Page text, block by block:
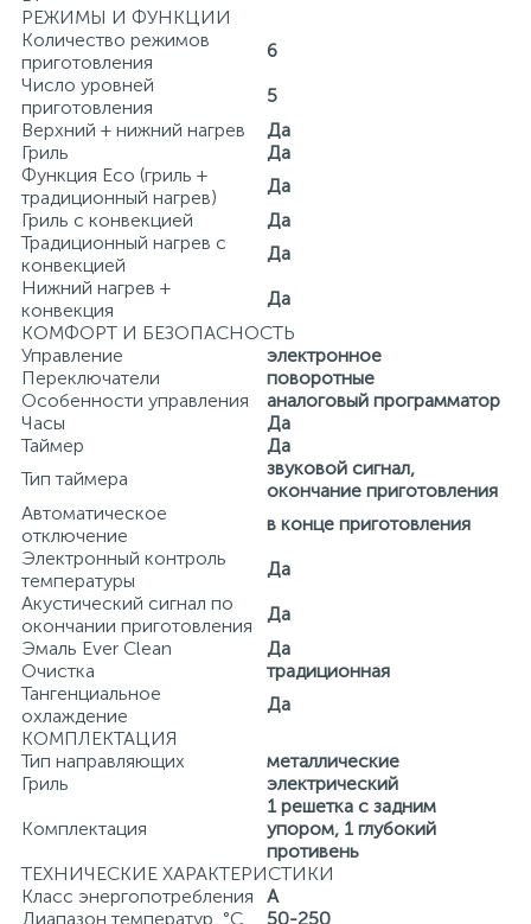
РЕЖИМЫ И ФУНКЦИИ
Количество режимов
приготовления
6
Число уровней
приготовления
5
Верхний + нижний нагрев
Да
Гриль
Да
Функция Eco (гриль +
традиционный нагрев)
Да
Гриль с конвекцией
Да
Традиционный нагрев с
конвекцией
Да
Нижний нагрев +
конвекция
Да
КОМФОРТ И БЕЗОПАСНОСТЬ
Управление
электронное
Переключатели
поворотные
Особенности управления
аналоговый программатор
Часы
Да
Таймер
Да
Тип таймера
звуковой сигнал,
окончание приготовления
Автоматическое
отключение
в конце приготовления
Электронный контроль
температуры
Да
Акустический сигнал по
окончании приготовления
Да
Эмаль Ever Clean
Да
Очистка
традиционная
Тангенциальное
охлаждение
Да
КОМПЛЕКТАЦИЯ
Тип направляющих
металлические
Гриль
электрический
Комплектация
1 решетка с задним
упором, 1 глубокий
противень
ТЕХНИЧЕСКИЕ ХАРАКТЕРИСТИКИ
Класс энергопотребления
A
Диапазон температур, °С
50-250